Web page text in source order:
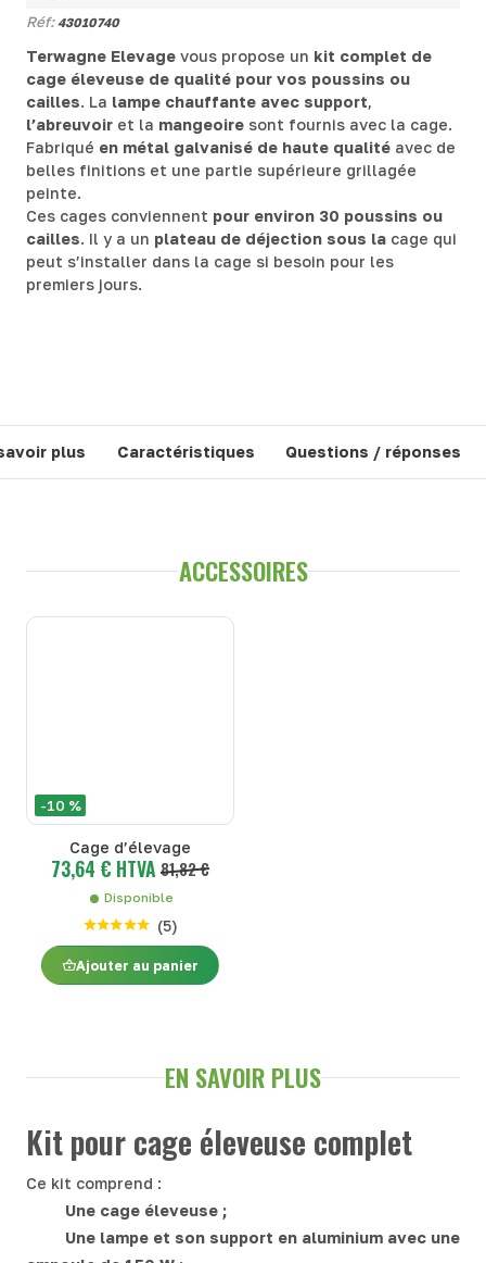
Réf: 43010740
Terwagne Elevage vous propose un kit complet de
cage éleveuse de qualité pour vos poussins ou
cailles. La lampe chauffante avec support,
l’abreuvoir et la mangeoire sont fournis avec la cage.
Fabriqué en métal galvanisé de haute qualité avec de
belles finitions et une partie supérieure grillagée
peinte.
Ces cages conviennent pour environ 30 poussins ou
cailles. Il y a un plateau de déjection sous la cage qui
peut s’installer dans la cage si besoin pour les
premiers jours.
plus Caractéristiques Questions / réponses
ACCESSOIRES
-10 %
Cage d’élevage
73,64 € HTVA 81,82 €
Disponible
(5)
Ajouter au panier
EN SAVOIR PLUS
Kit pour cage éleveuse complet
Ce kit comprend :
Une cage éleveuse ;
Une lampe et son support en aluminium avec une